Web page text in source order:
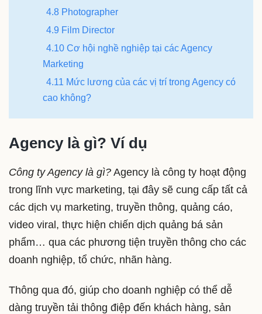
4.8 Photographer
4.9 Film Director
4.10 Cơ hội nghề nghiệp tại các Agency
Marketing
4.11 Mức lương của các vị trí trong Agency có
cao không?
Agency là gì? Ví dụ
Công ty Agency là gì? Agency là công ty hoạt động
trong lĩnh vực marketing, tại đây sẽ cung cấp tất cả
các dịch vụ marketing, truyền thông, quảng cáo,
video viral, thực hiện chiến dịch quảng bá sản
phẩm… qua các phương tiện truyền thông cho các
doanh nghiệp, tổ chức, nhãn hàng.
Thông qua đó, giúp cho doanh nghiệp có thể dễ
dàng truyền tải thông điệp đến khách hàng, sản